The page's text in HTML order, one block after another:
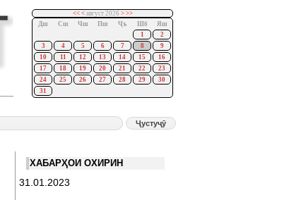
<< <август 2026 > >>
Дш
Сш Чш Пш Ҷъ Шб
Яш
1
2
3
4 5 6 7 8
9
10
11 12 13 14 15
16
17
18 19 20 21 22
23
24
25 26 27 28 29
30
31
ХАБАРҲОИ ОХИРИН
31.01.2023